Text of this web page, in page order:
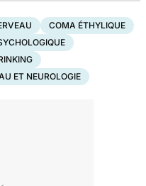
COMA ÉTHYLIQUE
ET NEUROLOGIE